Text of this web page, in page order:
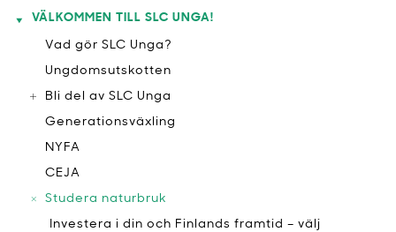
VÄLKOMMEN TILL SLC UNGA!
Vad gör SLC Unga?
Ungdomsutskotten
Bli del av SLC Unga
Generationsväxling
NYFA
CEJA
Studera naturbruk
Investera i din och Finlands framtid – välj